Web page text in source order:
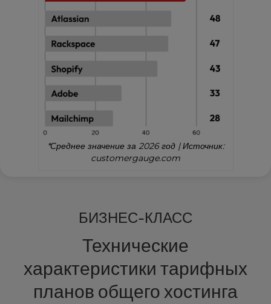
*Среднее значение за 2026 год | Источник:
customergauge.com
БИЗНЕС-КЛАСС
Технические
характеристики тарифных
планов общего хостинга